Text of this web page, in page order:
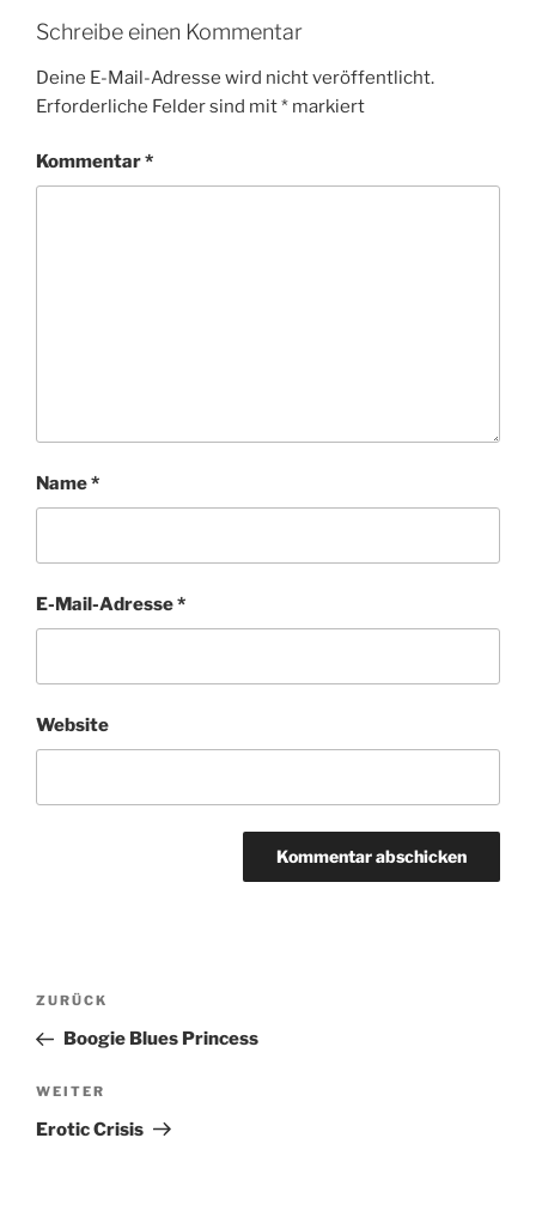
Schreibe einen Kommentar
Deine E-Mail-Adresse wird nicht veröffentlicht.
Erforderliche Felder sind mit* markiert
Kommentar*
Name*
E-Mail-Adresse*
Website
Beitragsnavigation
Vorheriger
Beitrag
ZURÜCK
Boogie Blues Princess
Nächster
Beitrag
WEITER
Erotic Crisis